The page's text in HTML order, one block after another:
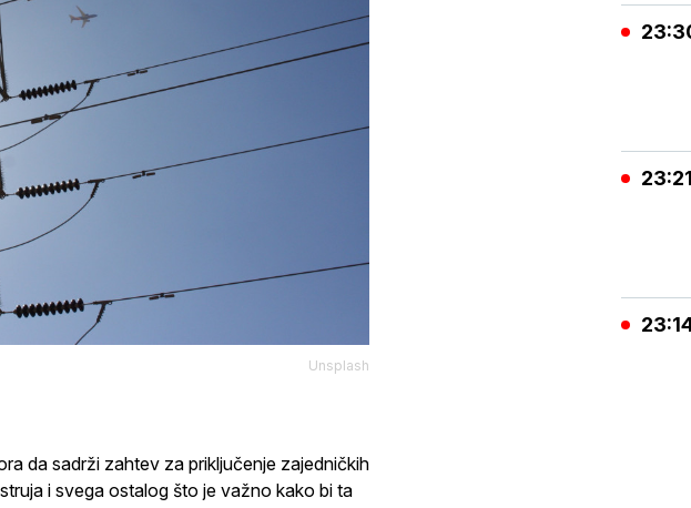
Unsplash
da sadrži zahtev za priključenje zajedničkih
i svega ostalog što je važno kako bi ta
23:21